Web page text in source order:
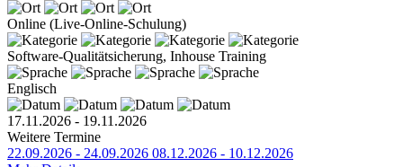
Online (Live-Online-Schulung)
Software-Qualitätsicherung, Inhouse Training
Englisch
17.11.2026 - 19.11.2026
Weitere Termine
22.09.2026 - 24.09.2026 08.12.2026 - 10.12.2026